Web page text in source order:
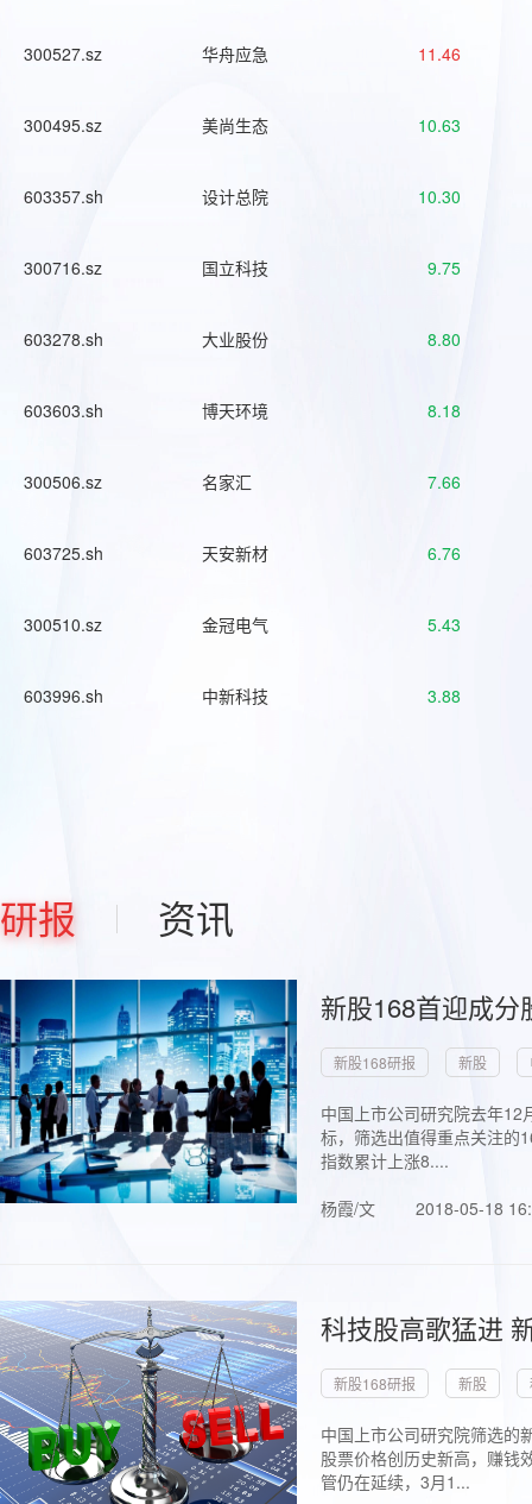
300527.sz 华舟应急 11.46
300495.sz 美尚生态 10.63
603357.sh 设计总院 10.30
300716.sz 国立科技 9.75
603278.sh 大业股份 8.80
603603.sh 博天环境 8.18
300506.sz 名家汇 7.66
603725.sh 天安新材 6.76
300510.sz 金冠电气 5.43
603996.sh 中新科技 3.88
研报 资讯
新股168首迎成
新股168研报 新股
中国上市公司研究院去年
标，筛选出值得重点关注的
指数累计上涨8....
杨霞/文
2018-05-18
科技股高歌猛进
新股168研报 新股
中国上市公司研究院筛选的
股票价格创历史新高，赚钱
管仍在延续，3月1...